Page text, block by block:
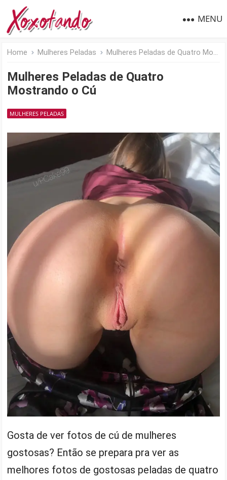
MENU
Home Mulheres Peladas Mulheres Peladas de Quatro Mostrando o Cú
Mulheres Peladas de Quatro
Mostrando o Cú
MULHERES PELADAS
Gosta de ver fotos de cú de mulheres
gostosas? Então se prepara pra ver as
melhores fotos de gostosas peladas de quatro